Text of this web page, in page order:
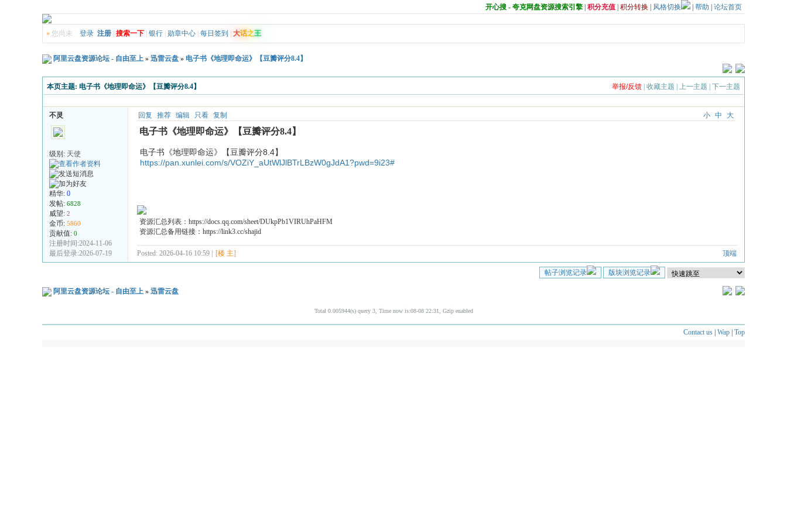
开心搜 - 夸克网盘资源搜索引擎 积分充值 积分转换 风格切换 帮助 论坛首页
» 您尚未 登录 注册 搜索一下 银行 勋章中心 每日签到 大话之王
阿里云盘资源论坛 - 自由至上 » 迅雷云盘 » 电子书《地理即命运》【豆瓣评分8.4】
本页主题: 电子书《地理即命运》【豆瓣评分8.4】 举报/反馈 收藏主题 上一主题 下一主题
不灵
级别: 天使
精华: 0
发帖: 6828
威望: 2
金币: 5860
贡献值: 0
注册时间:2024-11-06
最后登录:2026-07-19
小 中 大
回复 推荐 编辑 只看 复制
电子书《地理即命运》【豆瓣评分8.4】
电子书《地理即命运》【豆瓣评分8.4】
https://pan.xunlei.com/s/VOZiY_aUtWlJlBTrLBzW0gJdA1?pwd=9i23#
资源汇总列表：https://docs.qq.com/sheet/DUkpPb1VIRUhPaHFM
资源汇总备用链接：https://link3.cc/shajid
顶端
Posted: 2026-04-16 10:59 | [楼 主]
帖子浏览记录 版块浏览记录
阿里云盘资源论坛 - 自由至上 » 迅雷云盘
Total 0.005944(s) query 3, Time now is:08-08 22:31, Gzip enabled
Contact us Wap Top